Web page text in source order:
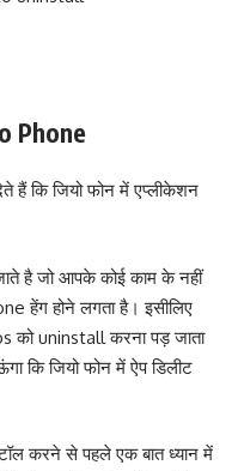
Phone
हैं कि जियो फोन में एप्लीकेशन
है जो आपके कोई काम के नहीं
हेंग होने लगता है। इसीलिए
को uninstall करना पड़ जाता
कि जियो फोन में ऐप डिलीट
करने से पहले एक बात ध्यान में